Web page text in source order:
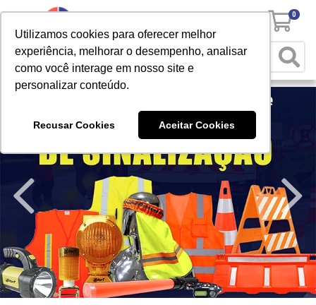
Utilizamos cookies para oferecer melhor
experiência, melhorar o desempenho, analisar
como você interage em nosso site e
personalizar conteúdo.
Recusar Cookies Aceitar Cookies
0